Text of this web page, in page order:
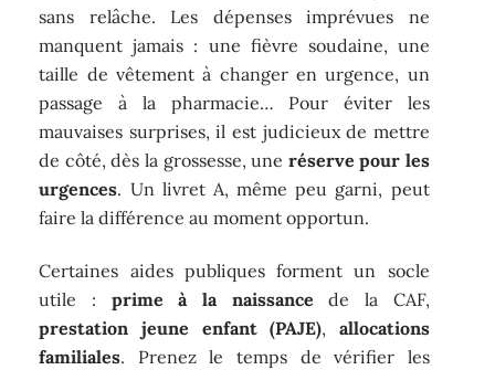
sans relâche. Les dépenses imprévues ne
manquent jamais : une fièvre soudaine, une
taille de vêtement à changer en urgence, un
passage à la pharmacie… Pour éviter les
mauvaises surprises, il est judicieux de mettre
de côté, dès la grossesse, une réserve pour les
urgences. Un livret A, même peu garni, peut
faire la différence au moment opportun.
Certaines aides publiques forment un socle
utile : prime à la naissance de la CAF,
prestation jeune enfant (PAJE), allocations
familiales. Prenez le temps de vérifier les